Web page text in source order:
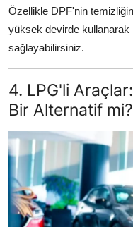
Özellikle DPF'nin
yüksek devirde
sağlayabilirsiniz.
4. LPG'li
Bir Alternatif mi?